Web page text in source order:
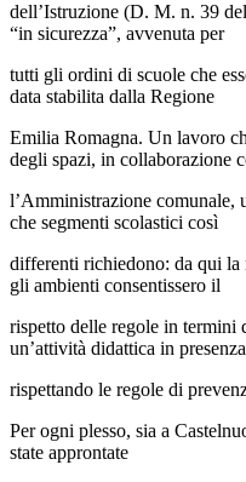
dell’Istruzione (D. M. n. 39
“in sicurezza”, avvenuta per
tutti gli ordini di scuole che
data stabilita dalla Regione
Emilia Romagna. Un lavoro
degli spazi, in collaborazione
l’Amministrazione comunale,
che segmenti scolastici così
differenti richiedono: da qui la
gli ambienti consentissero il
rispetto delle regole in termini
un’attività didattica in
rispettando le regole di
Per ogni plesso, sia a
state approntate